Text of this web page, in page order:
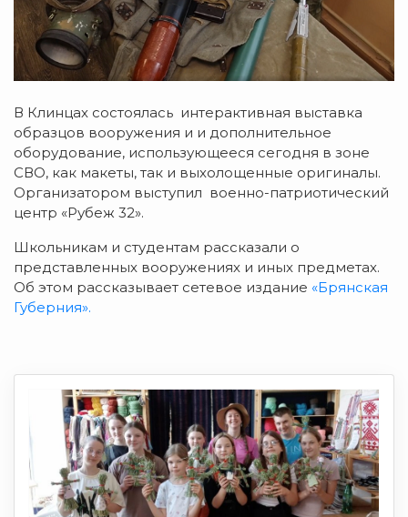
В Клинцах состоялась интерактивная выставка
образцов вооружения и и дополнительное
оборудование, использующееся сегодня в зоне
СВО, как макеты, так и выхолощенные оригиналы.
Организатором выступил военно-патриотический
центр «Рубеж 32».
Школьникам и студентам рассказали о
представленных вооружениях и иных предметах.
Об этом рассказывает сетевое издание «Брянская
Губерния».